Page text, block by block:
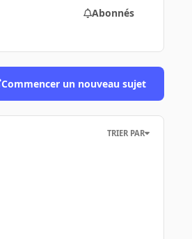
Abonnés
Commencer un nouveau sujet
TRIER PAR